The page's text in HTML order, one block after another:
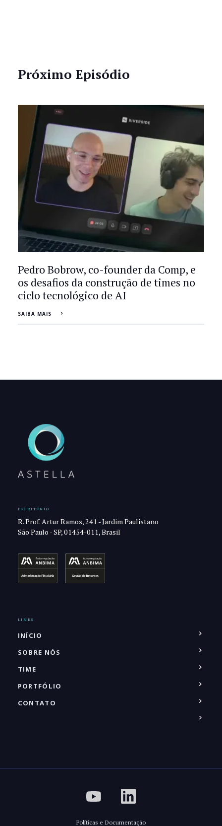
Próximo Episódio
Pedro Bobrow, co-founder da Comp, e
os desafios da construção de times no
ciclo tecnológico de AI
SAIBA MAIS
ESCRITÓRIO
R. Prof. Artur Ramos, 241 - Jardim Paulistano
São Paulo - SP, 01454-011, Brasil
LINKS
INÍCIO
SOBRE NÓS
TIME
PORTFÓLIO
CONTATO
Políticas e Documentação